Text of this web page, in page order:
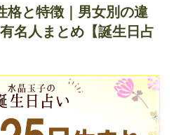
格と特徴｜男女別の違
名人まとめ【誕生日占